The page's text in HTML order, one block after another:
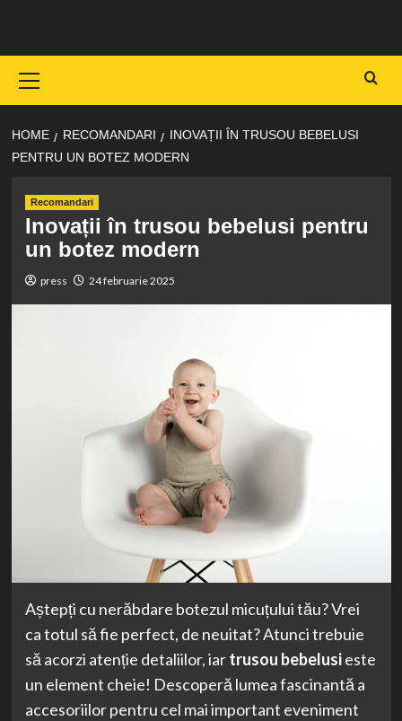
content
Menu
HOME RECOMANDARI
INOVAȚII ÎN TRUSOU BEBELUSI
PENTRU UN BOTEZ MODERN
Recomandari
Inovații în trusou bebelusi pentru
un botez modern
press 24 februarie 2025
Aștepți cu nerăbdare botezul micuțului tău? Vrei
ca totul să fie perfect, de neuitat? Atunci trebuie
să acorzi atenție detaliilor, iartrusou bebelusieste
un element cheie! Descoperă lumea fascinantă a
accesoriilor pentru cel mai important eveniment